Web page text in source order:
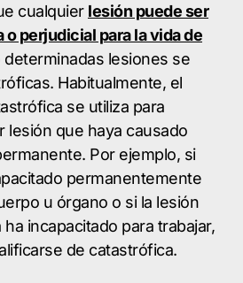
cualquier lesión puede ser
perjudicial para la vida de
determinadas lesiones se
Habitualmente, el
se utiliza para
lesión que haya causado
Por ejemplo, si
permanentemente
u órgano o si la lesión
incapacitado para trabajar,
de catastrófica.